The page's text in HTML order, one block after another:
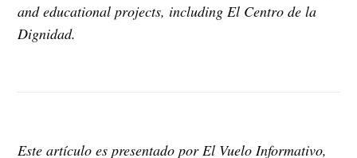
and educational projects, including El Centro de la
Dignidad.
Este artículo es presentado por El Vuelo Informativo,